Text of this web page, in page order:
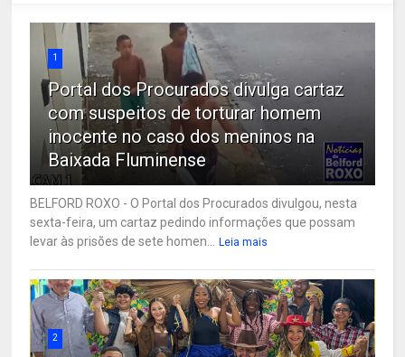
1
Portal dos Procurados divulga cartaz
com suspeitos de torturar homem
inocente no caso dos meninos na
Baixada Fluminense
BELFORD ROXO - O Portal dos Procurados divulgou, nesta
sexta-feira, um cartaz pedindo informações que possam
levar às prisões de sete homen...
Leia mais
2